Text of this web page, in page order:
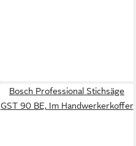
Bosch Professional Stichsäge
GST 90 BE, Im Handwerkerkoffer